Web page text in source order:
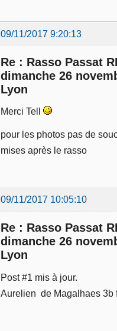
09/11/2017 9:20:13
Re : Rasso Passat
dimanche 26
Lyon
Merci Tell
pour les photos pas de
mises après le rasso
09/11/2017 10:05:10
Re : Rasso Passat
dimanche 26
Lyon
Post #1 mis à jour.
Aurelien de Magalhaes 3b